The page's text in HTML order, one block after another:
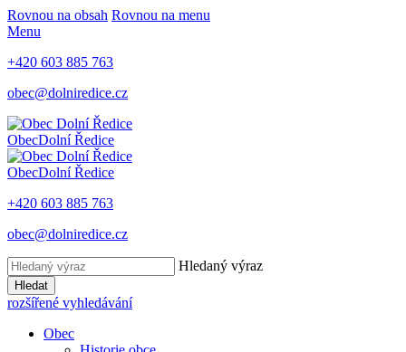
Rovnou na obsah Rovnou na menu
Menu
+420 603 885 763
obec@dolniredice.cz
ObecDolní Ředice
ObecDolní Ředice
+420 603 885 763
obec@dolniredice.cz
Hledaný výraz
Hledat
rozšířené vyhledávání
Obec